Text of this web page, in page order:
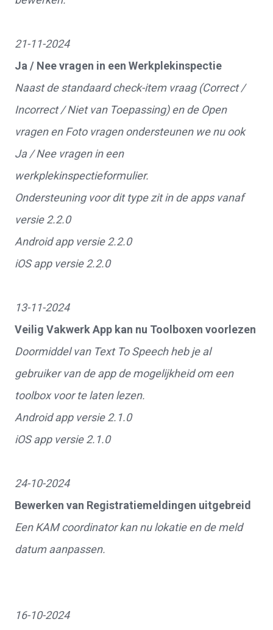
21-11-2024
Ja / Nee vragen in een Werkplekinspectie
Naast de standaard check-item vraag (Correct /
Incorrect / Niet van Toepassing) en de Open
vragen en Foto vragen ondersteunen we nu ook
Ja / Nee vragen in een
werkplekinspectieformulier.
Ondersteuning voor dit type zit in de apps vanaf
versie 2.2.0
Android app versie 2.2.0
iOS app versie 2.2.0
13-11-2024
Veilig Vakwerk App kan nu Toolboxen voorlezen
Doormiddel van Text To Speech heb je al
gebruiker van de app de mogelijkheid om een
toolbox voor te laten lezen.
Android app versie 2.1.0
iOS app versie 2.1.0
24-10-2024
Bewerken van Registratiemeldingen uitgebreid
Een KAM coordinator kan nu lokatie en de meld
datum aanpassen.
16-10-2024